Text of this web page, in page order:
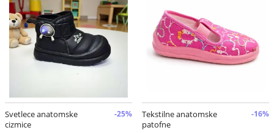
Svetlece anatomske
cizmice
-25%
Tekstilne anatomske
patofne
-16%